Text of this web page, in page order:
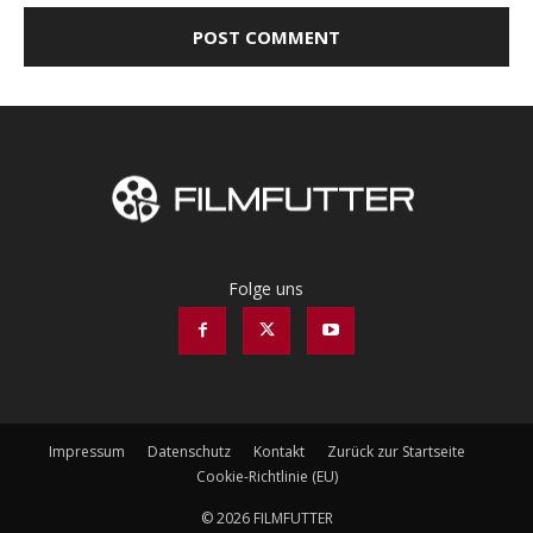
Folge uns
Impressum Datenschutz Kontakt
Zurück zur Startseite
Cookie-Richtlinie (EU)
© 2026 FILMFUTTER